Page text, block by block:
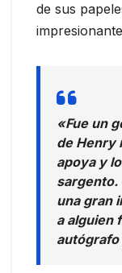
de sus
«Fue un
de Henry
apoya y
sargento.
una gran
a alguien
autógrafo